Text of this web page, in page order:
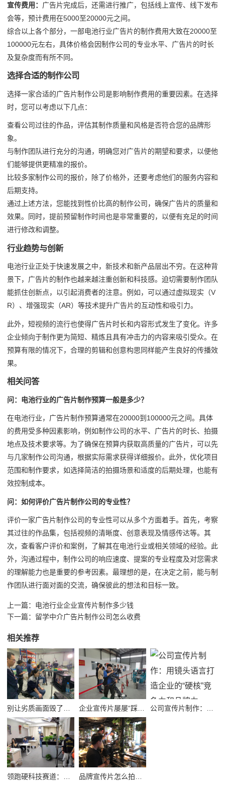
宣传费用： 广告片完成后，还需进行推广，包括线上宣传、线下发布
会等，预计费用在5000至20000元之间。
综合以上各个部分，一部电池行业广告片的制作费用大致在20000至
100000元左右，具体价格会因制作公司的专业水平、广告片的时长
及复杂度而有所不同。
选择合适的制作公司
选择一家合适的广告片制作公司是影响制作费用的重要因素。在选择
时，您可以考虑以下几点：
查看公司过往的作品，评估其制作质量和风格是否符合您的品牌形
象。
与制作团队进行充分的沟通，明确您对广告片的期望和要求，以便他
们能够提供更精准的报价。
比较多家制作公司的报价，除了价格外，还要考虑他们的服务内容和
后期支持。
通过上述方法，您能找到性价比高的制作公司，确保广告片的质量和
效果。同时，提前预留制作时间也是非常重要的，以便有充足的时间
进行修改和调整。
行业趋势与创新
电池行业正处于快速发展之中，新技术和新产品层出不穷。在这种背
景下，广告片的制作也越来越注重创新和科技感。迫切需要制作团队
能抓住创新点，以引起消费者的注意。例如，可以通过虚拟现实（V
R）、增强现实（AR）等技术提升广告片的互动性和吸引力。
此外，短视频的流行也使得广告片时长和内容形式发生了变化。许多
企业倾向于制作更为简短、精炼且具有冲击力的内容来吸引受众。在
预算有限的情况下，合理的剪辑和创意构思同样能产生良好的传播效
果。
相关问答
问：电池行业的广告片制作预算一般是多少？
在电池行业，广告片制作预算通常在20000到100000元之间。具体
的费用受多种因素影响，例如制作公司的水平、广告片的时长、拍摄
地点及技术要求等。为了确保在预算内获取高质量的广告片，可以先
与几家制作公司沟通，根据实际需求获得详细报价。此外，优化项目
范围和制作要求，如选择简洁的拍摄场景和适度的后期处理，也能有
效控制成本。
问：如何评价广告片制作公司的专业性？
评价一家广告片制作公司的专业性可以从多个方面着手。首先，考察
其过往的作品集，包括视频的清晰度、创意表现及情感传达等。其
次，查看客户评价和案例，了解其在电池行业或相关领域的经验。此
外，沟通过程中，制作公司的响应速度、提案的专业程度及对您需求
的理解能力也是重要的参考因素。最理想的是，在决定之前，能与制
作团队进行面对面的交流，确保彼此的想法和目标一致。
上一篇： 电池行业企业宣传片制作多少钱
下一篇： 留学中介广告片制作公司怎么收费
相关推荐